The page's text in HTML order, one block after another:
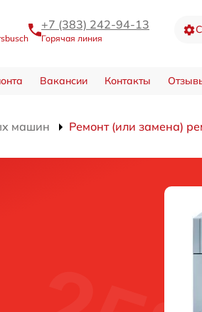
+7 (383) 242-94-13
Горячая линия
Вакансии Контакты
машин Ремонт (или замена)